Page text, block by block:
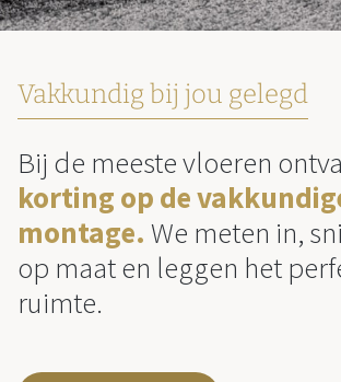
Vakkundig bij jou gelegd
Bij de meeste vloeren
korting op de
montage. We meten in,
op maat en leggen het
ruimte.